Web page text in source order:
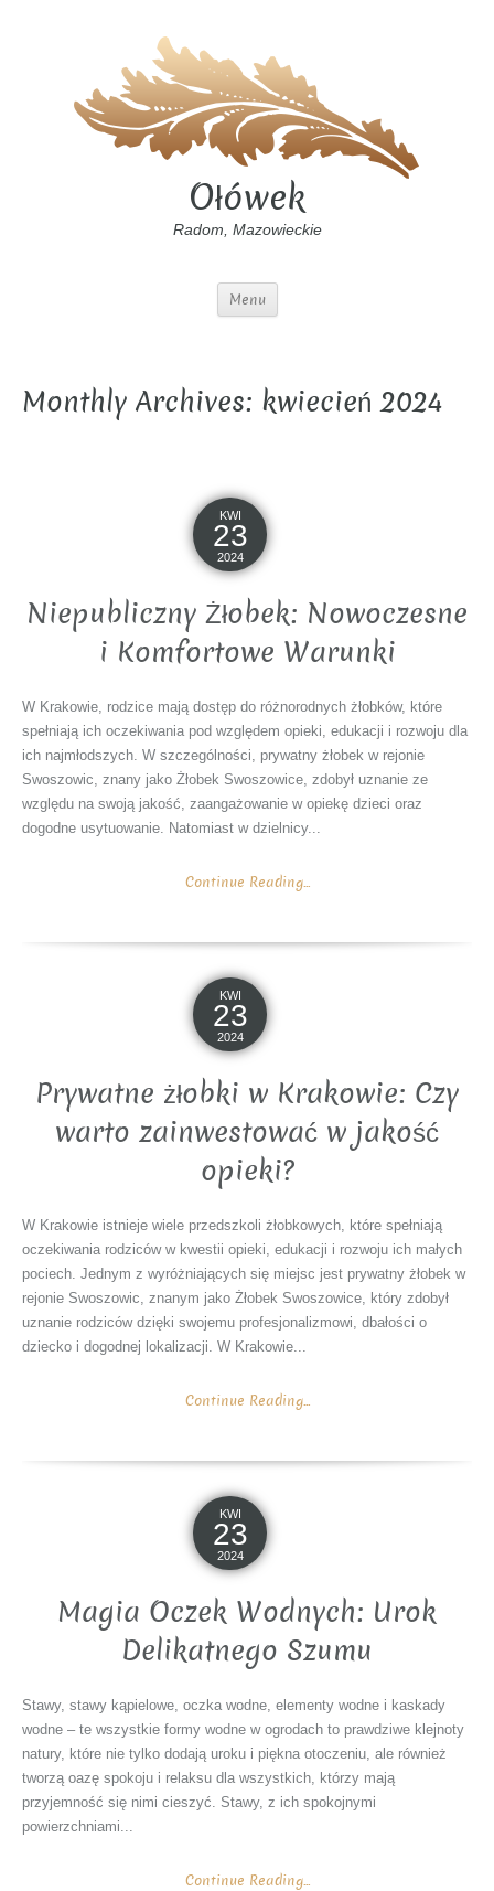
Ołówek
Radom, Mazowieckie
Menu
Monthly Archives: kwiecień 2024
KWI
23
2024
Niepubliczny Żłobek: Nowoczesne
i Komfortowe Warunki
W Krakowie, rodzice mają dostęp do różnorodnych żłobków, które
spełniają ich oczekiwania pod względem opieki, edukacji i rozwoju dla
ich najmłodszych. W szczególności, prywatny żłobek w rejonie
Swoszowic, znany jako Żłobek Swoszowice, zdobył uznanie ze
względu na swoją jakość, zaangażowanie w opiekę dzieci oraz
dogodne usytuowanie. Natomiast w dzielnicy...
Continue Reading...
KWI
23
2024
Prywatne żłobki w Krakowie: Czy
warto zainwestować w jakość
opieki?
W Krakowie istnieje wiele przedszkoli żłobkowych, które spełniają
oczekiwania rodziców w kwestii opieki, edukacji i rozwoju ich małych
pociech. Jednym z wyróżniających się miejsc jest prywatny żłobek w
rejonie Swoszowic, znanym jako Żłobek Swoszowice, który zdobył
uznanie rodziców dzięki swojemu profesjonalizmowi, dbałości o
dziecko i dogodnej lokalizacji. W Krakowie...
Continue Reading...
KWI
23
2024
Magia Oczek Wodnych: Urok
Delikatnego Szumu
Stawy, stawy kąpielowe, oczka wodne, elementy wodne i kaskady
wodne – te wszystkie formy wodne w ogrodach to prawdziwe klejnoty
natury, które nie tylko dodają uroku i piękna otoczeniu, ale również
tworzą oazę spokoju i relaksu dla wszystkich, którzy mają
przyjemność się nimi cieszyć. Stawy, z ich spokojnymi
powierzchniami...
Continue Reading...